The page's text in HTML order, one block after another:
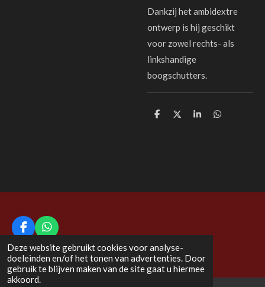
Deze website gebruikt cookies voor analyse-
doeleinden en/of het tonen van advertenties. Door
gebruik te blijven maken van de site gaat u hiermee
akkoord.
Dankzij het ambidextre
ontwerp is hij geschikt
voor zowel rechts- als
linkshandige
boogschutters.
D
D
S
D
F
c
e
b
W
h
a
t
s
© 2020 - 2026 Bijl en Boog